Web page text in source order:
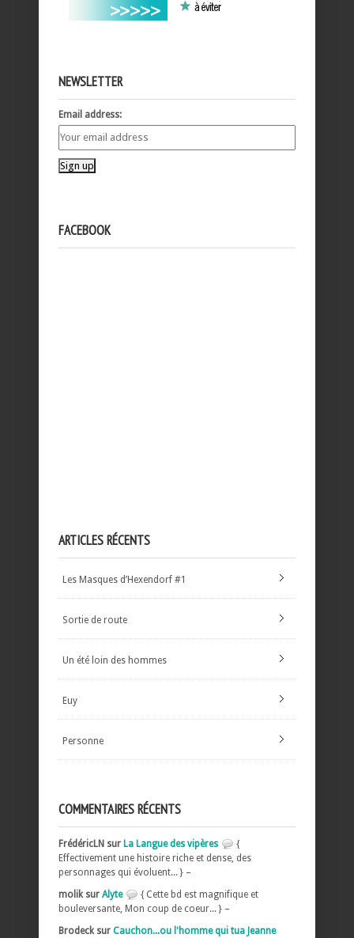
NEWSLETTER
Email address:
FACEBOOK
ARTICLES RÉCENTS
Les Masques d’Hexendorf #1
Sortie de route
Un été loin des hommes
Euy
Personne
COMMENTAIRES RÉCENTS
FrédéricLN sur La Langue des vipères
{
Effectivement une histoire riche et dense, des
personnages qui évoluent... } –
molik sur Alyte
{ Cette bd est magnifique et
bouleversante, Mon coup de coeur... } –
Brodeck sur Cauchon...ou l'homme qui tua Jeanne